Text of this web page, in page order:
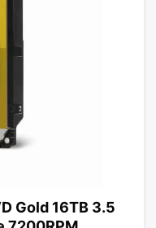
Gold 16TB 3.5